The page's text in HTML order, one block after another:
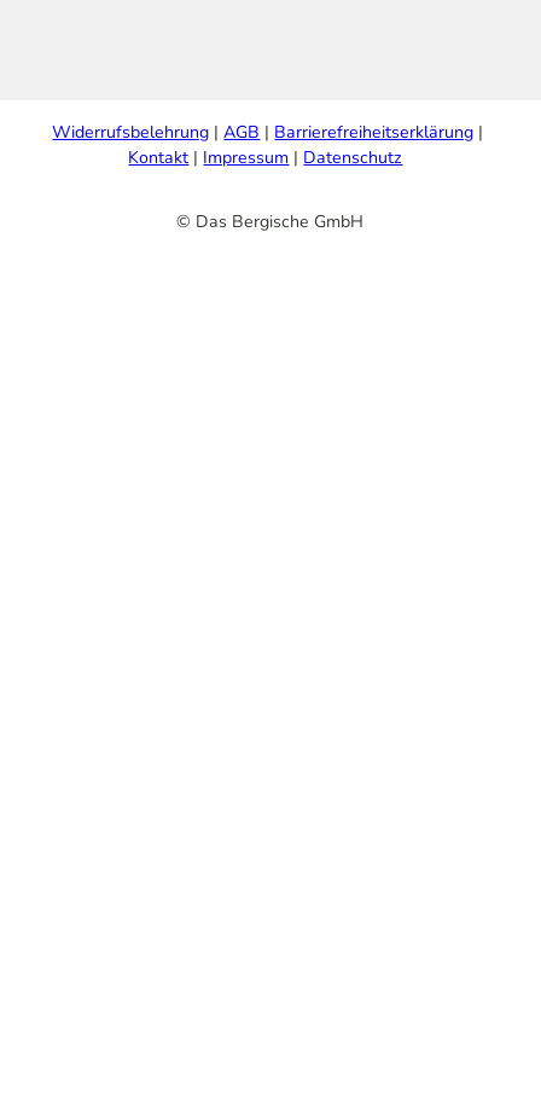
Widerrufsbelehrung AGB
Barrierefreiheitserklärung
Kontakt
Impressum Datenschutz
© Das Bergische GmbH